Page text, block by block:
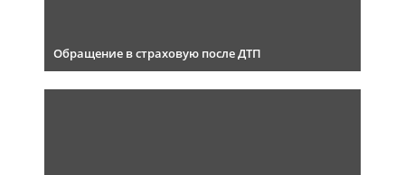
Обращение в страховую после ДТП